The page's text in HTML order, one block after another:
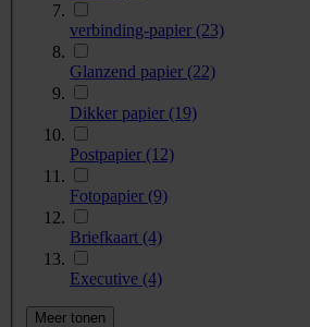
verbinding-papier (23)
Glanzend papier (22)
Dikker papier (19)
Postpapier (12)
Fotopapier (9)
Briefkaart (4)
Executive (4)
Meer tonen